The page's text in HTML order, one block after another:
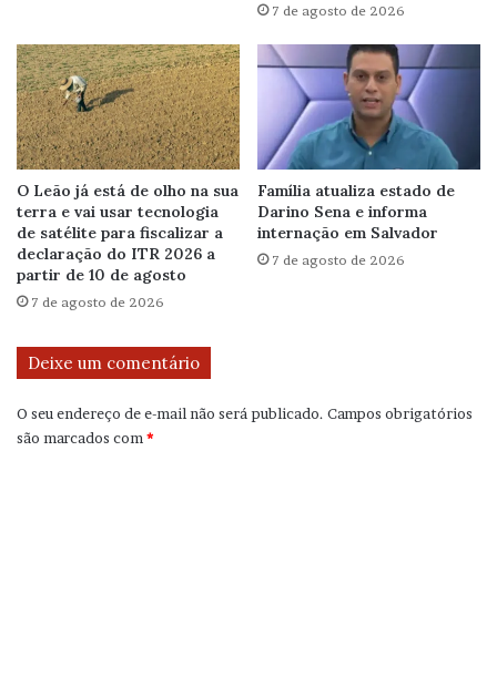
7 de agosto de 2026
O Leão já está de olho na sua
terra e vai usar tecnologia
de satélite para fiscalizar a
declaração do ITR 2026 a
partir de 10 de agosto
7 de agosto de 2026
Família atualiza estado de
Darino Sena e informa
internação em Salvador
7 de agosto de 2026
Deixe um comentário
O seu endereço de e-mail não será publicado. Campos obrigatórios
são marcados com*